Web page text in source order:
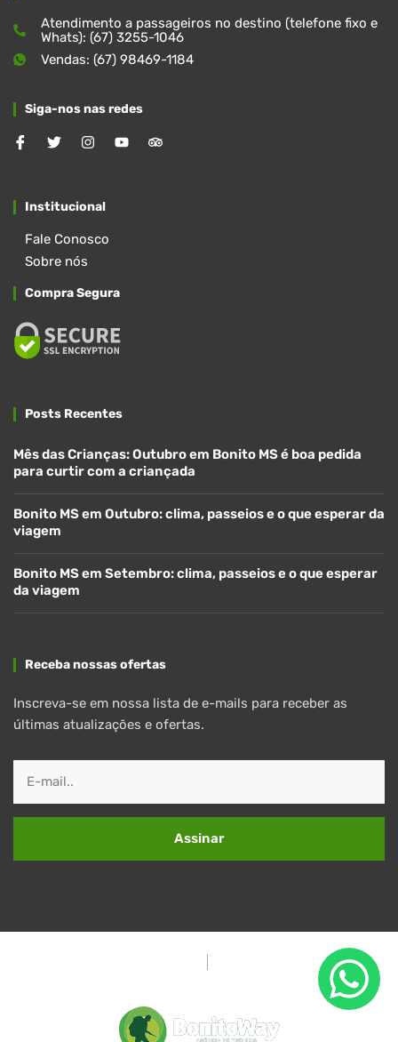
Atendimento a passageiros no destino (telefone fixo e
Whats): (67) 3255-1046
Vendas: (67) 98469-1184
Siga-nos nas redes
Institucional
Fale Conosco
Sobre nós
Compra Segura
Posts Recentes
Mês das Crianças: Outubro em Bonito MS é boa pedida
para curtir com a criançada
Bonito MS em Outubro: clima, passeios e o que esperar da
viagem
Bonito MS em Setembro: clima, passeios e o que esperar
da viagem
Receba nossas ofertas
Inscreva-se em nossa lista de e-mails para receber as
últimas atualizações e ofertas.
Assinar
Termos e Condições